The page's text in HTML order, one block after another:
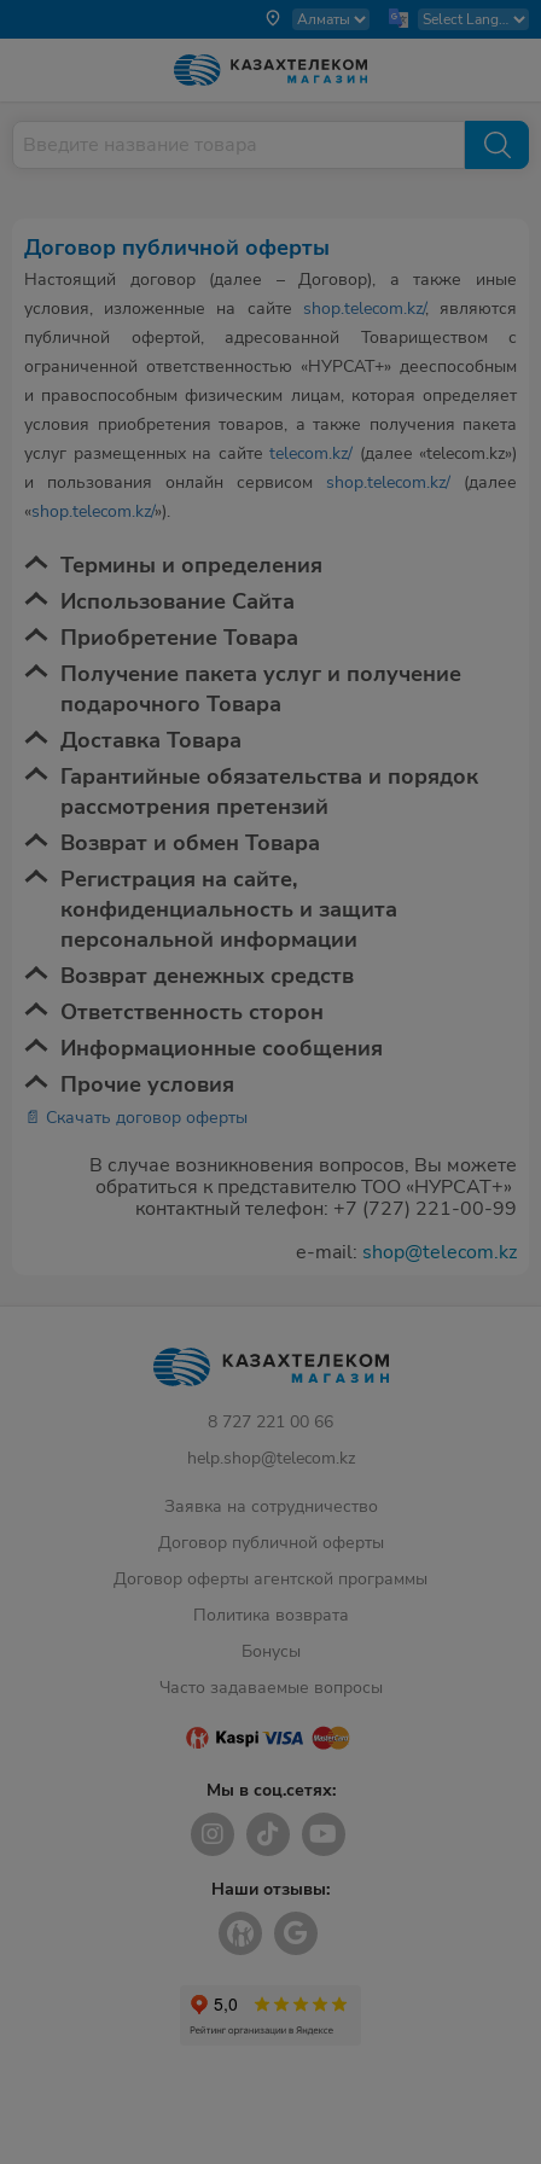
Договор публичной оферты
Настоящий договор (далее – Договор), а также иные
условия, изложенные на сайте shop.telecom.kz/, являются
публичной офертой, адресованной Товариществом с
ограниченной ответственностью «НУРСАТ+» дееспособным
и правоспособным физическим лицам, которая определяет
условия приобретения товаров, а также получения пакета
услуг размещенных на сайте telecom.kz/ (далее «telecom.kz»)
и пользования онлайн сервисом shop.telecom.kz/ (далее
«shop.telecom.kz/»).
Термины и определения
Использование Сайта
Приобретение Товара
Получение пакета услуг и получение
подарочного Товара
Доставка Товара
Гарантийные обязательства и порядок
рассмотрения претензий
Возврат и обмен Товара
Регистрация на сайте,
конфиденциальность и защита
персональной информации
Возврат денежных средств
Ответственность сторон
Информационные сообщения
Прочие условия
📄 Скачать договор оферты
В случае возникновения вопросов, Вы можете
обратиться к представителю ТОО «НУРСАТ+»
контактный телефон: +7 (727) 221-00-99
e-mail: shop@telecom.kz
8 727 221 00 66
help.shop@telecom.kz
Заявка на сотрудничество
Договор публичной оферты
Договор оферты агентской программы
Политика возврата
Бонусы
Часто задаваемые вопросы
Мы в соц.сетях:
Наши отзывы: